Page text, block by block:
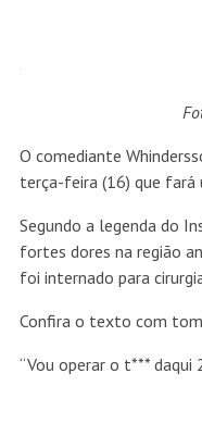
O comediante
terça-feira (16) que fará
Segundo a legenda do
fortes dores na região
foi internado para
Confira o texto com
“Vou operar o t***